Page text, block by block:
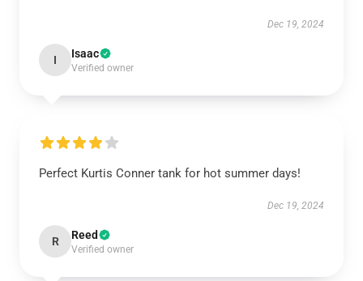
Dec 19, 2024
I Isaac
Verified owner
Perfect Kurtis Conner tank for hot summer days!
Dec 19, 2024
R Reed
Verified owner